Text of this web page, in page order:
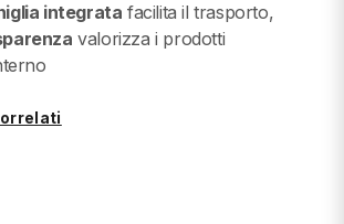
integrata facilita il trasporto,
valorizza i prodotti